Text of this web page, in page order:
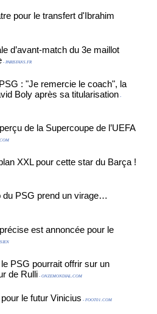
pour le transfert d'Ibrahim
d’avant-match du 3e maillot
- PARISFANS.FR
: "Je remercie le coach", la
Boly après sa titularisation -
de la Supercoupe de l’UEFA
XXL pour cette star du Barça !
du PSG prend un virage…
est annoncée pour le
PSG pourrait offrir sur un
de Rulli - ONZEMONDIAL.COM
le futur Vinicius - FOOT01.COM